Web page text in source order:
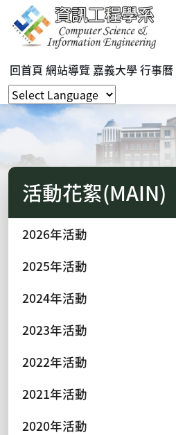
回首頁 網站導覽 嘉義大學行事曆
活動花絮(MAIN)
2026年活動
2025年活動
2024年活動
2023年活動
2022年活動
2021年活動
2020年活動